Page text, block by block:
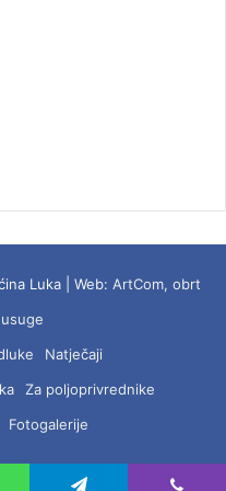
Luka | Web: ArtCom, obrt
Natječaji
Za poljoprivrednike
Fotogalerije